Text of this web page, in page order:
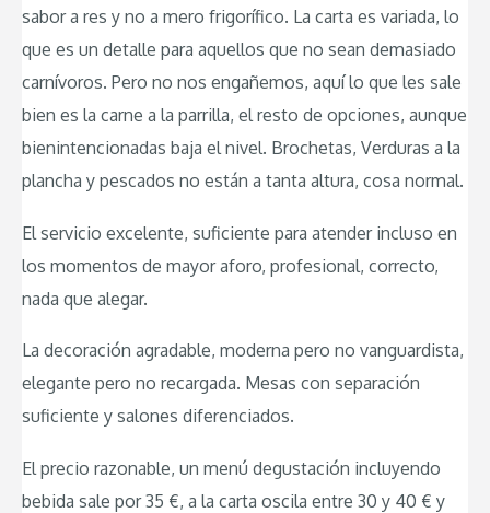
sabor a res y no a mero frigorífico. La carta es variada, lo
que es un detalle para aquellos que no sean demasiado
carnívoros. Pero no nos engañemos, aquí lo que les sale
bien es la carne a la parrilla, el resto de opciones, aunque
bienintencionadas baja el nivel. Brochetas, Verduras a la
plancha y pescados no están a tanta altura, cosa normal.
El servicio excelente, suficiente para atender incluso en
los momentos de mayor aforo, profesional, correcto,
nada que alegar.
La decoración agradable, moderna pero no vanguardista,
elegante pero no recargada. Mesas con separación
suficiente y salones diferenciados.
El precio razonable, un menú degustación incluyendo
bebida sale por 35 €, a la carta oscila entre 30 y 40 € y